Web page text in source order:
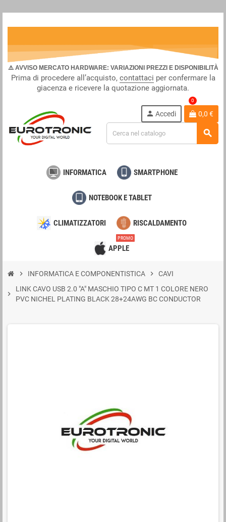
⚠️ AVVISO MERCATO HARDWARE: VARIAZIONI PREZZI E DISPONIBILITÀ
Prima di procedere all’acquisto, contattaci per confermare la
giacenza e ricevere la quotazione aggiornata.
person Accedi
0
0,0 €
search
INFORMATICA SMARTPHONE
NOTEBOOK E TABLET
CLIMATIZZATORI RISCALDAMENTO
APPLE
PROMO
chevron_right INFORMATICA E COMPONENTISTICA chevron_right CAVI
chevron_right
LINK CAVO USB 2.0 "A" MASCHIO TIPO C MT 1 COLORE NERO
PVC NICHEL PLATING BLACK 28+24AWG BC CONDUCTOR